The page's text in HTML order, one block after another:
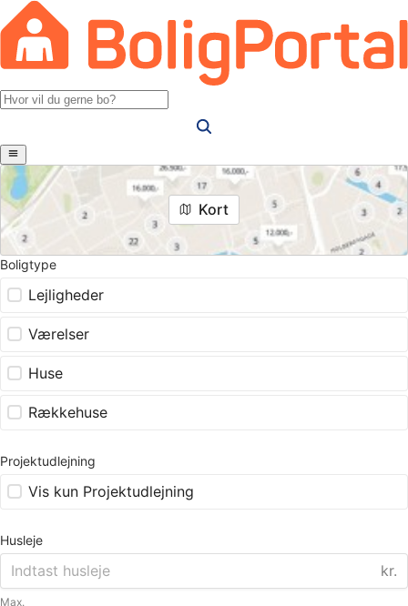
Kort
Boligtype
Lejligheder
Værelser
Huse
Rækkehuse
Projektudlejning
Vis kun Projektudlejning
Husleje
kr.
Max.